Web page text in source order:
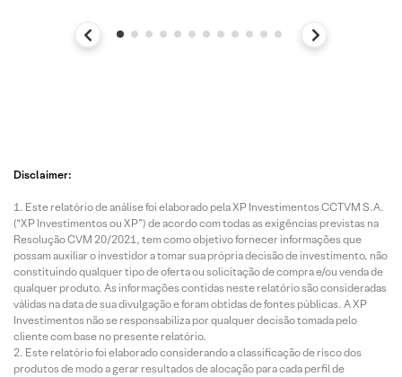
Disclaimer:
Este relatório de análise foi elaborado pela XP Investimentos CCTVM S.A.
(“XP Investimentos ou XP”) de acordo com todas as exigências previstas na
Resolução CVM 20/2021, tem como objetivo fornecer informações que
possam auxiliar o investidor a tomar sua própria decisão de investimento, não
constituindo qualquer tipo de oferta ou solicitação de compra e/ou venda de
qualquer produto. As informações contidas neste relatório são consideradas
válidas na data de sua divulgação e foram obtidas de fontes públicas. A XP
Investimentos não se responsabiliza por qualquer decisão tomada pelo
cliente com base no presente relatório.
Este relatório foi elaborado considerando a classificação de risco dos
produtos de modo a gerar resultados de alocação para cada perfil de